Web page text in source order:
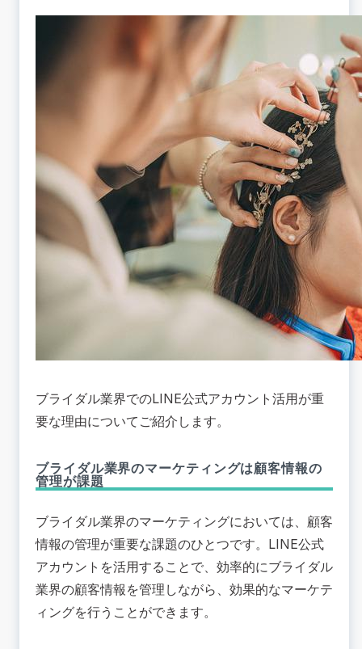
ブライダル業界でのLINE公式アカウント活用が重
要な理由についてご紹介します。
ブライダル業界のマーケティングは顧客情報の
管理が課題
ブライダル業界のマーケティングにおいては、顧客
情報の管理が重要な課題のひとつです。LINE公式
アカウントを活用することで、効率的にブライダル
業界の顧客情報を管理しながら、効果的なマーケテ
ィングを行うことができます。